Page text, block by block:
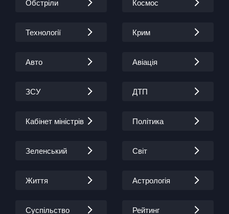
Обстріли Космос
Технології Крим
Авто Авіація
ЗСУ ДТП
Кабінет міністрів Політика
Зеленський Світ
Життя Астрологія
Суспільство Рейтинг